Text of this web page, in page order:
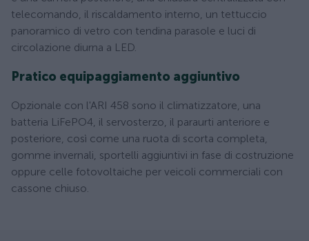
telecomando, il riscaldamento interno, un tettuccio
panoramico di vetro con tendina parasole e luci di
circolazione diurna a LED.
Pratico equipaggiamento aggiuntivo
Opzionale con l'ARI 458 sono il climatizzatore, una
batteria LiFePO4, il servosterzo, il paraurti anteriore e
posteriore, così come una ruota di scorta completa,
gomme invernali, sportelli aggiuntivi in fase di costruzione
oppure celle fotovoltaiche per veicoli commerciali con
cassone chiuso.